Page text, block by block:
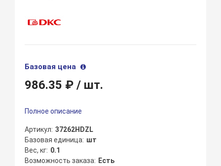
Базовая цена
986.35 ₽/ шт.
Полное описание
Артикул 37262HDZL
Базовая единица шт
Вес, кг 0.1
Возможность заказа
Есть